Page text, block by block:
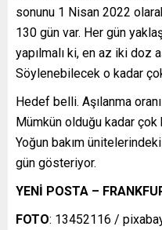
sonunu 1 Nisan 2022
130 gün var. Her gün
yapılmalı ki, en az iki doz
Söylenebilecek o kadar
Hedef belli. Aşılanma
Mümkün olduğu kadar çok
Yoğun bakım
gün gösteriyor.
YENİ POSTA –
FOTO: 13452116 /